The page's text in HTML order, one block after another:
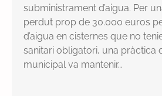
subministrament d’aigua. Per
perdut prop de 30.000 euros
d’aigua en cisternes que no
sanitari obligatori, una pràctica
municipal va mantenir…